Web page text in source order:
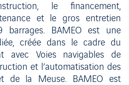
le financement,
et le gros entretien
barrages. BAMEO est une
créée dans le cadre du
avec Voies navigables de
et l’automatisation des
de la Meuse. BAMEO est